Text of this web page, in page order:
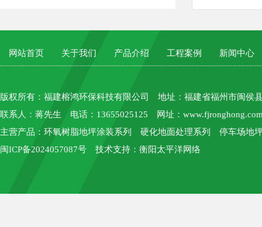
网站首页 关于我们 产品介绍 工程案例 新闻中心
版权所有： 福建榕鸿环保科技有限公司
地址：福建省福州市闽侯
联系人：蒋先生 电话：13655025125 网址：
主营产品：环氧树脂地坪涂装系列 硬化地面处理系列 停车场
闽ICP备2024057087号 技术支持： 衡阳太平洋网络